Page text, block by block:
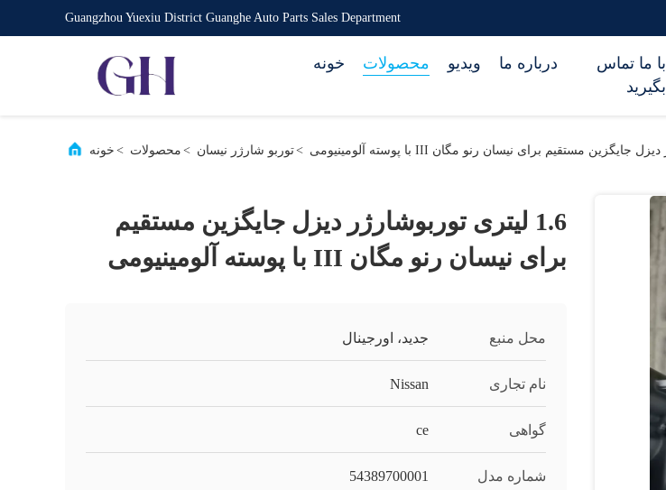
Guangzhou Yuexiu District Guanghe Auto Parts Sales Department
خونه محصولات ویدیو درباره ما
با ما تماس
بگیرید
خونه > محصولات > توربو شارژر نیسان>
1.6 لیتری توربوشارژر دیزل جایگزین مستقیم
برای نیسان رنو مگان III با پوسته آلومینیومی
محل منبع جدید، اورجینال
نام تجاری Nissan
گواهی ce
شماره مدل 54389700001